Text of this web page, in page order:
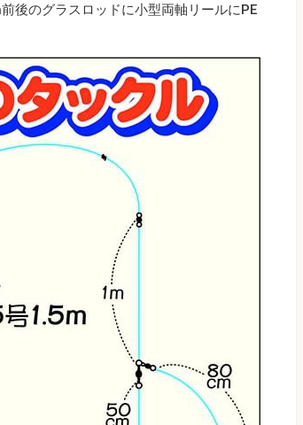
後のグラスロッドに小型両軸リールにPE